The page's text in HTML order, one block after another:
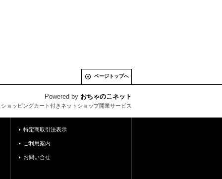
ページトップへ
Powered by おちゃのこネット
ョッピングカート付きネットショップ開業サービス
特定商取引法表示
ご利用案内
お問い合せ